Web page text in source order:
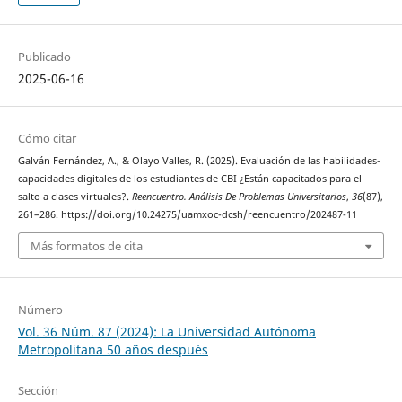
Publicado
2025-06-16
Cómo citar
Galván Fernández, A., & Olayo Valles, R. (2025). Evaluación de las habilidades-
capacidades digitales de los estudiantes de CBI ¿Están capacitados para el
salto a clases virtuales?. Reencuentro. Análisis De Problemas Universitarios, 36(87),
261–286. https://doi.org/10.24275/uamxoc-dcsh/reencuentro/202487-11
Más formatos de cita
Número
Vol. 36 Núm. 87 (2024): La Universidad Autónoma
Metropolitana 50 años después
Sección